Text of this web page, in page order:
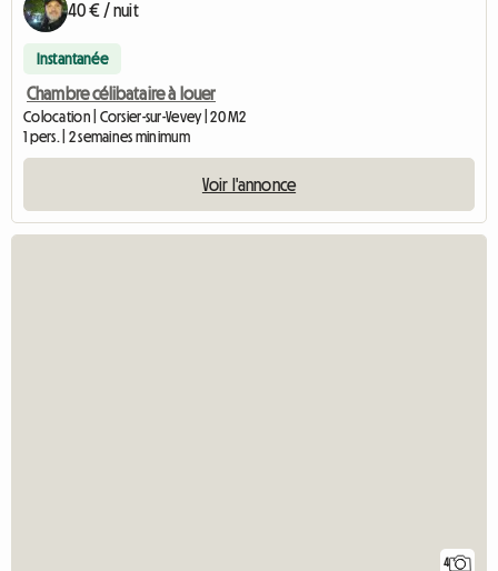
40 € / nuit
Instantanée
Chambre célibataire à louer
Colocation | Corsier-sur-Vevey | 20 M2
1 pers. | 2 semaines minimum
Voir l'annonce
4